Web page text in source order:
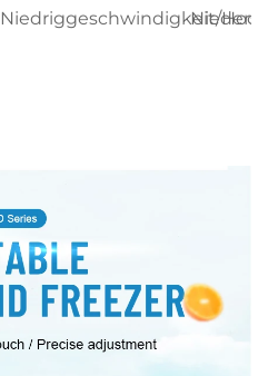
Niedriggeschwindigkeit/